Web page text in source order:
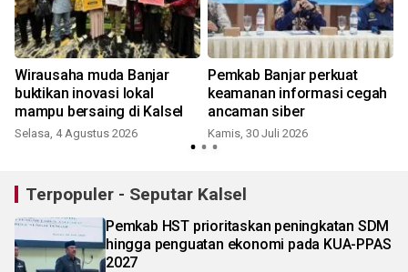
Wirausaha muda Banjar
buktikan inovasi lokal
mampu bersaing di Kalsel
Selasa, 4 Agustus 2026
Pemkab Banjar perkuat
keamanan informasi cegah
ancaman siber
Kamis, 30 Juli 2026
Terpopuler - Seputar Kalsel
Pemkab HST prioritaskan peningkatan SDM
hingga penguatan ekonomi pada KUA-PPAS
2027